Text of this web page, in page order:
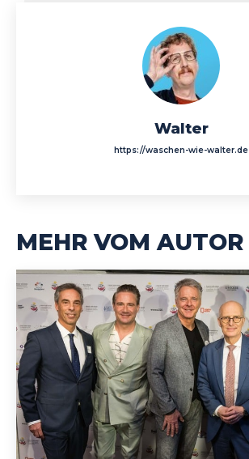
Walter
https://waschen-wie-walter.de
MEHR VOM AUTOR